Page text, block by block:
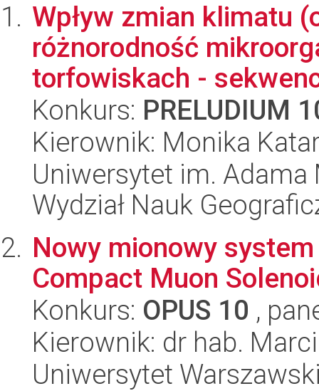
Wpływ zmian klimatu
różnorodność
torfowiskach -
Konkurs: PRELUDIUM
Kierownik: Monika
Uniwersytet im.
Wydział Nauk
Nowy mionowy
Compact Muon
Konkurs: OPUS 10 ,
Kierownik: dr hab.
Uniwersytet